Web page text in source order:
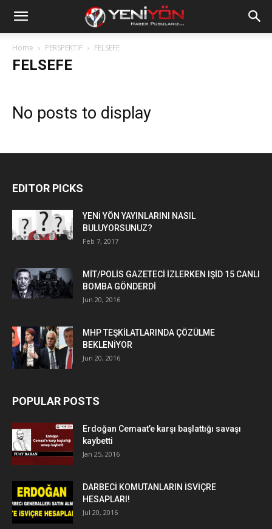
Home PERSPEKTİF FELSEFE
FELSEFE
No posts to display
EDITOR PICKS
YENİ YÖN YAYINLARINI NASIL
BULUYORSUNUZ?
Feb 7, 2017
MİT/POLİS GAZETECİ İZLERKEN IŞİD 15 CANLI
BOMBA GÖNDERDİ
Jun 20, 2016
MHP TEŞKİLATLARINDA ÇÖZÜLME
BEKLENİYOR
Jun 20, 2016
POPULAR POSTS
Erdoğan Cemaat’e karşı başlattığı savaşı
kaybetti
Jan 25, 2016
DARBECİ KOMUTANLARIN İSVİÇRE
HESAPLARI!
Jul 20, 2016